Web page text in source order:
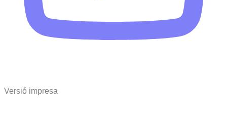
Versió impresa